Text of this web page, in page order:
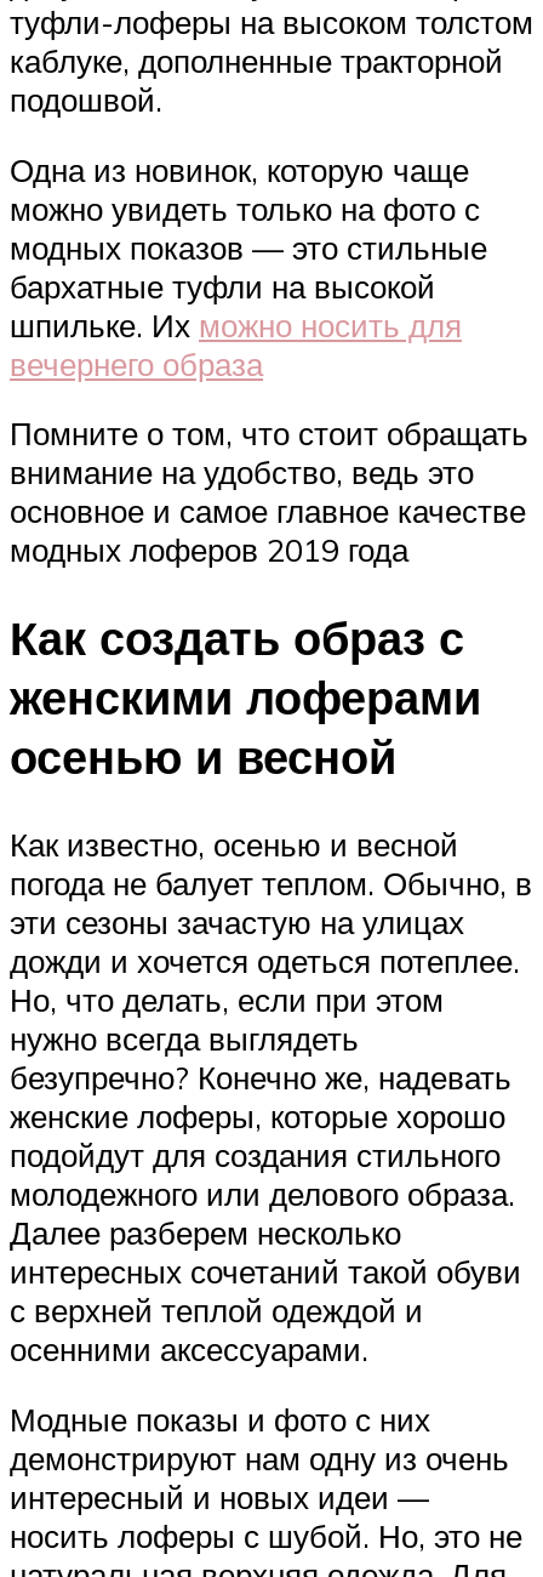
туфли-лоферы на высоком толстом
каблуке, дополненные тракторной
подошвой.
Одна из новинок, которую чаще
можно увидеть только на фото с
модных показов — это стильные
бархатные туфли на высокой
шпильке. Их можно носить для
вечернего образа
Помните о том, что стоит обращать
внимание на удобство, ведь это
основное и самое главное качестве
модных лоферов 2019 года
Как создать образ с
женскими лоферами
осенью и весной
Как известно, осенью и весной
погода не балует теплом. Обычно, в
эти сезоны зачастую на улицах
дожди и хочется одеться потеплее.
Но, что делать, если при этом
нужно всегда выглядеть
безупречно? Конечно же, надевать
женские лоферы, которые хорошо
подойдут для создания стильного
молодежного или делового образа.
Далее разберем несколько
интересных сочетаний такой обуви
с верхней теплой одеждой и
осенними аксессуарами.
Модные показы и фото с них
демонстрируют нам одну из очень
интересный и новых идеи —
носить лоферы с шубой. Но, это не